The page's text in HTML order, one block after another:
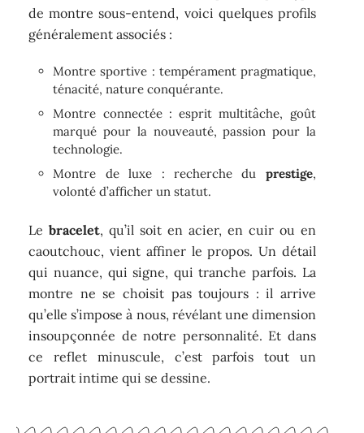
de montre sous-entend, voici quelques profils
généralement associés :
Montre sportive : tempérament pragmatique,
ténacité, nature conquérante.
Montre connectée : esprit multitâche, goût
marqué pour la nouveauté, passion pour la
technologie.
Montre de luxe : recherche du prestige,
volonté d’afficher un statut.
Lebracelet, qu’il soit en acier, en cuir ou en
caoutchouc, vient affiner le propos. Un détail
qui nuance, qui signe, qui tranche parfois. La
montre ne se choisit pas toujours : il arrive
qu’elle s’impose à nous, révélant une dimension
insoupçonnée de notre personnalité. Et dans
ce reflet minuscule, c’est parfois tout un
portrait intime qui se dessine.